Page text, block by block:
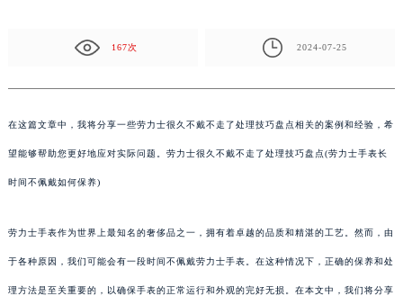
167次 2024-07-25
在这篇文章中，我将分享一些劳力士很久不戴不走了处理技巧盘点相关的案例和经验，希
望能够帮助您更好地应对实际问题。劳力士很久不戴不走了处理技巧盘点(劳力士手表长
时间不佩戴如何保养)
劳力士手表作为世界上最知名的奢侈品之一，拥有着卓越的品质和精湛的工艺。然而，由
于各种原因，我们可能会有一段时间不佩戴劳力士手表。在这种情况下，正确的保养和处
理方法是至关重要的，以确保手表的正常运行和外观的完好无损。在本文中，我们将分享